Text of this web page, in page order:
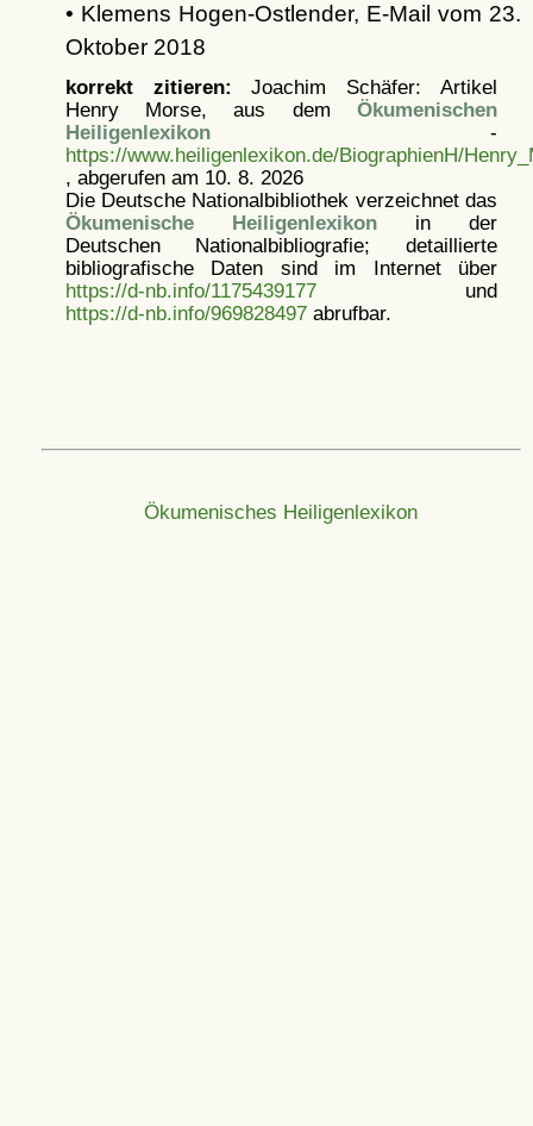
• Klemens Hogen-Ostlender, E-Mail vom 23.
Oktober 2018
korrekt zitieren: Joachim Schäfer: Artikel
Henry Morse, aus dem Ökumenischen
Heiligenlexikon-
https://www.heiligenlexikon.de/BiographienH/
, abgerufen am 10. 8. 2026
Die Deutsche Nationalbibliothek verzeichnet das
Ökumenische Heiligenlexikonin der
Deutschen Nationalbibliografie; detaillierte
bibliografische Daten sind im Internet über
https://d-nb.info/1175439177und
https://d-nb.info/969828497abrufbar.
Ökumenisches Heiligenlexikon